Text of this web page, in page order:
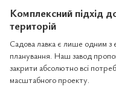
Комплексний підхід
територій
Садова лавка є лише одним з
планування. Наш завод
закрити абсолютно всі
масштабного проекту.